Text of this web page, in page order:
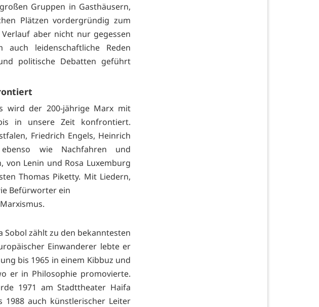
Gruppen in Gasthäusern,
Plätzen vordergründig zum
aber nicht nur gegessen
leidenschaftliche Reden
politische Debatten geführt
wird der 200-jährige Marx mit
in unsere Zeit konfrontiert.
Friedrich Engels, Heinrich
wie Nachfahren und
von Lenin und Rosa Luxemburg
Thomas Piketty. Mit Liedern,
Befürworter ein
Sobol zählt zu den bekanntesten
Einwanderer lebte er
bis 1965 in einem Kibbuz und
er in Philosophie promovierte.
1971 am Stadttheater Haifa
auch künstlerischer Leiter